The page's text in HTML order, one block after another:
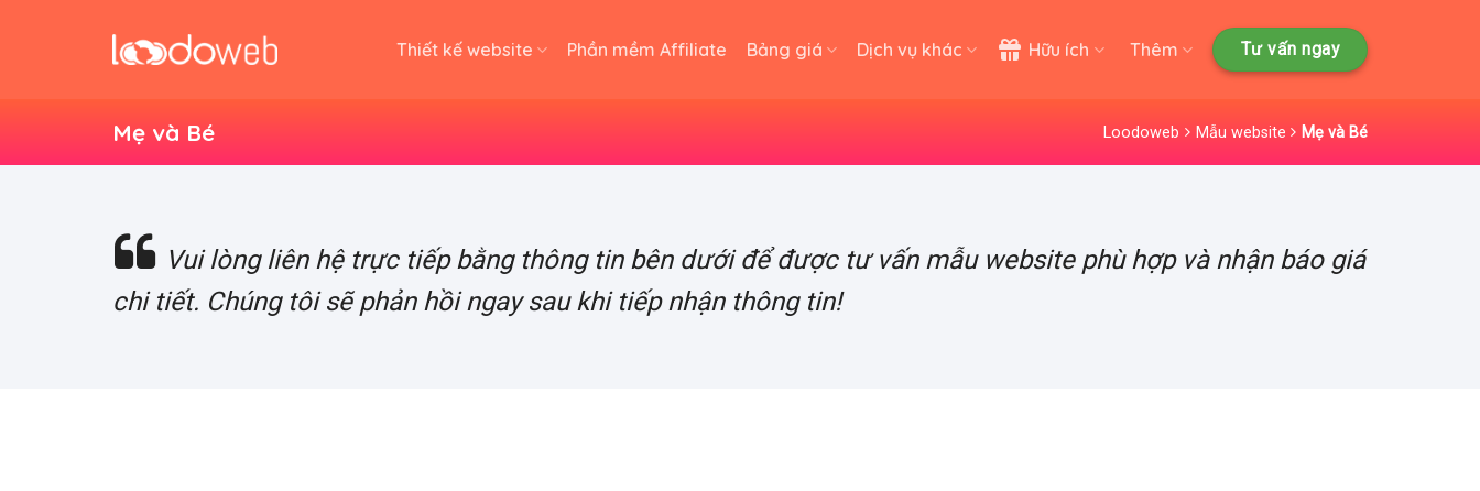
Thiết kế website Phần mềm Affiliate Bảng giá Dịch vụ khác Hữu ích Thêm Tư vấn ngay
Mẹ và Bé Loodoweb Mẫu website Mẹ và Bé
Vui lòng liên hệ trực tiếp bằng thông tin bên dưới để được tư vấn mẫu website phù hợp và nhận báo giá
chi tiết. Chúng tôi sẽ phản hồi ngay sau khi tiếp nhận thông tin!